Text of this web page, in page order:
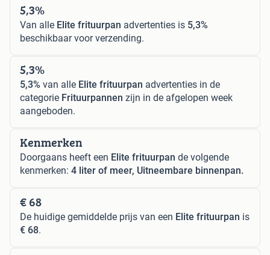
5,3%
Van alle Elite frituurpan advertenties is 5,3%
beschikbaar voor verzending.
5,3%
5,3% van alle Elite frituurpan advertenties in de
categorie Frituurpannen zijn in de afgelopen week
aangeboden.
Kenmerken
Doorgaans heeft een Elite frituurpan de volgende
kenmerken: 4 liter of meer, Uitneembare binnenpan.
€ 68
De huidige gemiddelde prijs van een Elite frituurpan is
€ 68.